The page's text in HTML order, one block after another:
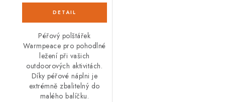
Péřový polštářek
Warmpeace pro pohodlné
ležení při vašich
outdoorových aktivitách.
Díky péřové náplni je
extrémně zbalitelný do
malého balíčku.